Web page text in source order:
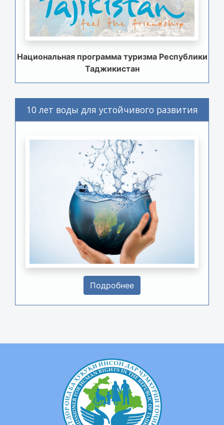
Национальная программа туризма Республики
Таджикистан
10 лет воды для устойчивого развития
Подробнее